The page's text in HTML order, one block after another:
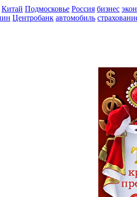
Китай Подмосковье Россия бизнес
Центробанк автомобиль